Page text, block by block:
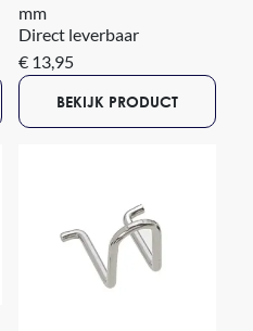
mm
Direct leverbaar
€ 13,95
BEKIJK PRODUCT